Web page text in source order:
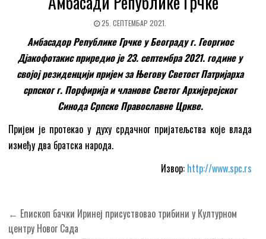
25. СЕПТЕМБАР 2021.
Амбасадор Републике Грчке у Београду г. Георгиос
Дјакофотакис приредио је 23. септембра 2021. године у
својој резиденцији пријем за Његову Светост Патријарха
српског г. Порфирија и чланове Светог Архијерејског
Синода Српске Православне Цркве.
Пријем је протекао у духу срдачног пријатељства које влада
између два братска народа.
Извор: http://www.spc.rs
Кретање
чланка
← Епископ бачки Иринеј присуствовао трибини у Културном
центру Новог Сада